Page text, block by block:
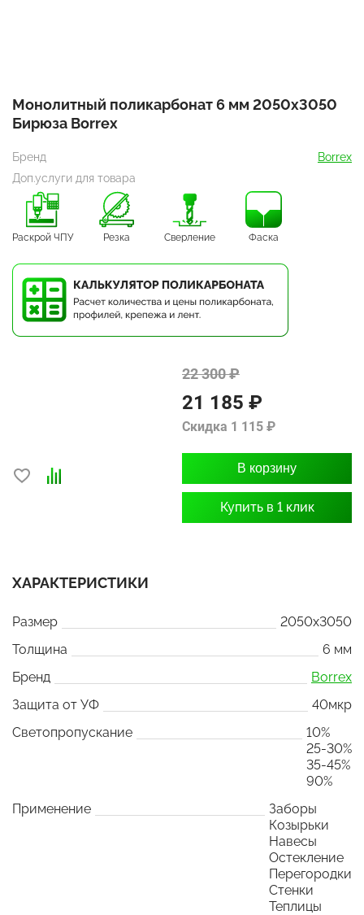
Монолитный поликарбонат 6 мм 2050х3050
Бирюза Borrex
Бренд
Borrex
Доп.услуги для товара
Раскрой ЧПУ Резка Сверление Фаска
22 300 ₽
21 185 ₽
Скидка 1 115 ₽
В корзину
Купить в 1 клик
ХАРАКТЕРИСТИКИ
Размер
2050x3050
Толщина
6 мм
Бренд
Borrex
Защита от УФ
40мкр
Светопропускание
10%
25-30%
35-45%
90%
Применение
Заборы
Козырьки
Навесы
Остекление
Перегородки
Стенки
Теплицы